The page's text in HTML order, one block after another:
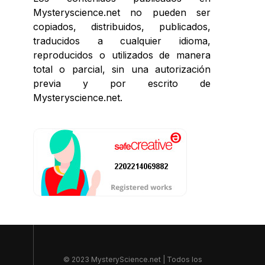
Mysteryscience.net no pueden ser
copiados, distribuidos, publicados,
traducidos a cualquier idioma,
reproducidos o utilizados de manera
total o parcial, sin una autorización
previa y por escrito de
Mysteryscience.net.
© 2023 MysteryScience.net | Todos los